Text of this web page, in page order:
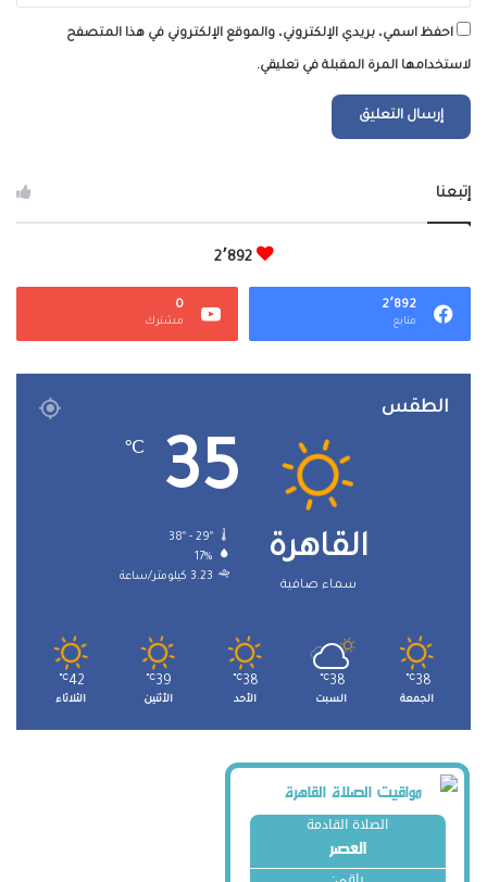
احفظ اسمي، بريدي الإلكتروني، والموقع الإلكتروني في هذا المتصفح
لاستخدامها المرة المقبلة في تعليقي.
إتبعنا
2٬892
2٬892
متابع
0
مشترك
الطقس
القاهرة
سماء صافية
35
℃
38º - 29º
17%
3.23 كيلومتر/ساعة
38
℃
الجمعة
38
℃
السبت
38
℃
الأحد
39
℃
الأثنين
42
℃
الثلاثاء